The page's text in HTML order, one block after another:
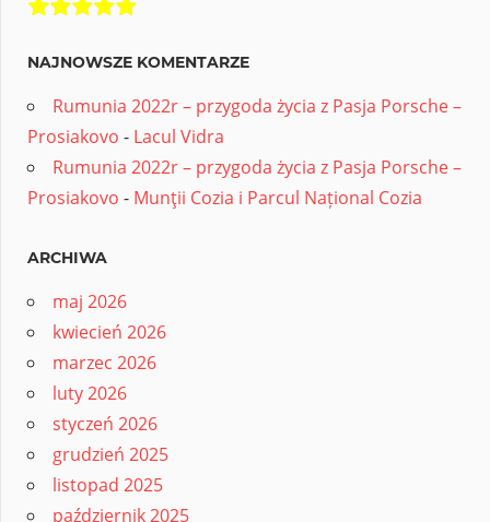
NAJNOWSZE KOMENTARZE
Rumunia 2022r – przygoda życia z Pasja Porsche –
Prosiakovo - Lacul Vidra
Rumunia 2022r – przygoda życia z Pasja Porsche –
Prosiakovo - Munţii Cozia i Parcul Național Cozia
ARCHIWA
maj 2026
kwiecień 2026
marzec 2026
luty 2026
styczeń 2026
grudzień 2025
listopad 2025
październik 2025